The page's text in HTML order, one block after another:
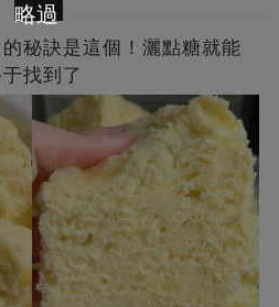
秘訣是這個！灑點糖就能
找到了
略過